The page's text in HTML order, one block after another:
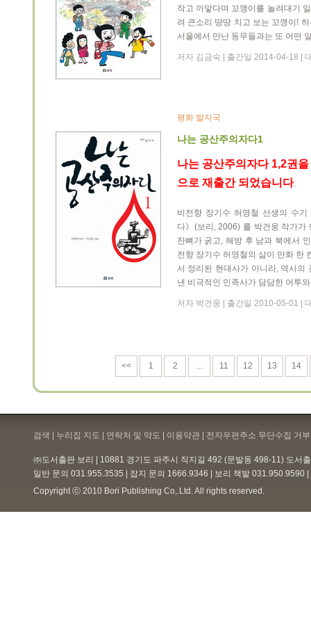
작고 까맣다며 꼬깽이를 놀려대기
려 큰소리 땅땅 치고 보는 꼬깽이!
서울에서 만난 동무들과는 또 어떤
저자 김금숙 | 출간일 2014-04-18 |
평화 발자국
나는 공산주의자다1
나는 공산주의자다 1,2권
으로 재출간 되었습니다.
비전향 장기수 허영철 선생의 수
다》(보리, 2006) 를 박건웅 작가가
잔뼈가 굵고, 해방 후 남과 북에서
전향 장기수 허영철의 삶이 만화 한
서 정리된 현대사가 아니라, 역사의
낸 비극적인 민족사가 담담한 어투
저자 박건웅 | 출간일 2010-05-01 |
<< 1 2 ... 11 12 13 14
검색 | 누리집 지도 | 연락처 및 약도 | 이용약관 | 전자우편주소 무단수집 거
㈜도서출판 보리 | 10881 경기도 파주시 직지길 492 (문발동 498-11) 도서
일반 문의 031.955.3535 | 잡지 문의 1666.9346 | 보리 책밭 031.950.9590
Copyright ⓒ 2010 Bori Publishing Co,.Ltd. All rights reserved.